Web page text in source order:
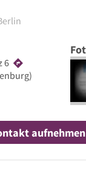
6
aufnehmen